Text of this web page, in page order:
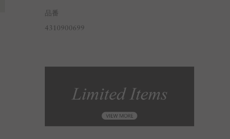
品番
4310900699